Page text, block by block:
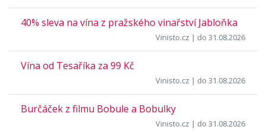
40% sleva na vína z pražského vinařství Jabloňka
Vinisto.cz | do 31.08.2026
Vína od Tesaříka za 99 Kč
Vinisto.cz | do 31.08.2026
Burčáček z filmu Bobule a Bobulky
Vinisto.cz | do 31.08.2026